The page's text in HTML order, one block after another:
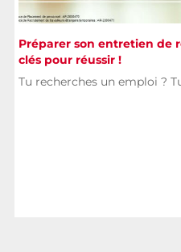
Préparer son entretien de
clés pour réussir !
Tu recherches un emploi ?